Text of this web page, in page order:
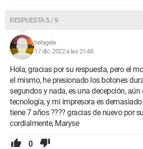
RESPUESTA 5 / 9
belagele
17 dic. 2022 a las 21:48
Hola, gracias por su respuesta, pero el
el mismo, he presionado los botones
segundos y nada, es una decepción, aún
tecnología, y mi impresora es
tiene 7 años ???? gracias de nuevo por
cordialmente, Maryse
0